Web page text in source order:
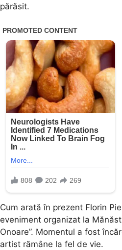
părăsit.
Cum arată în prezent Florin
eveniment organizat la
Onoare”. Momentul a fost
artist rămâne la fel de vie.